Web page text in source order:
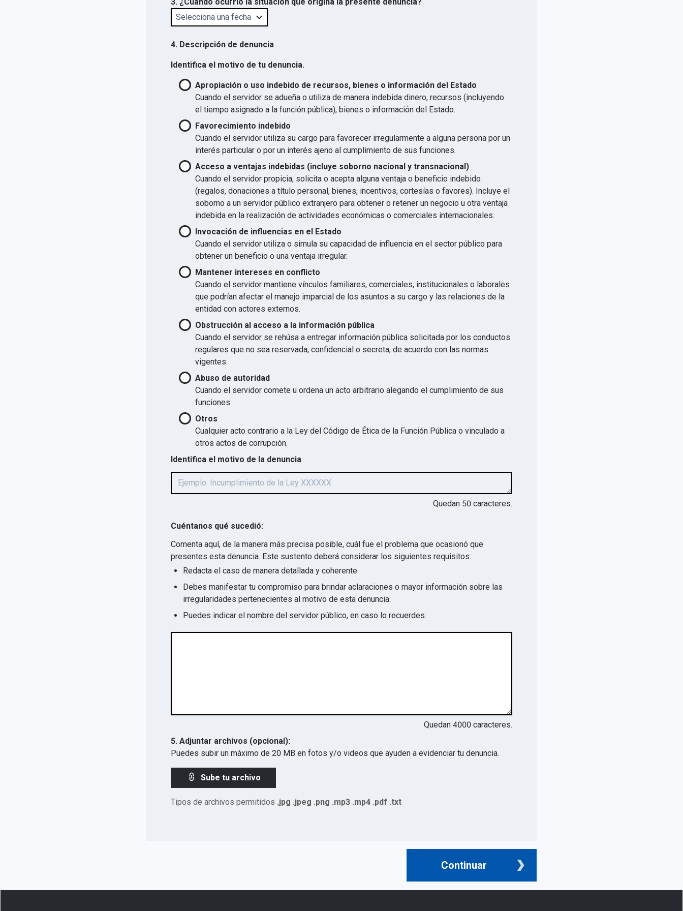
4. Descripción de denuncia
Identifica el motivo de tu denuncia.
Apropiación o uso indebido de recursos, bienes o información del Estado
Cuando el servidor se adueña o utiliza de manera indebida dinero, recursos (incluyendo
el tiempo asignado a la función pública), bienes o información del Estado.
Favorecimiento indebido
Cuando el servidor utiliza su cargo para favorecer irregularmente a alguna persona por un
interés particular o por un interés ajeno al cumplimiento de sus funciones.
Acceso a ventajas indebidas (incluye soborno nacional y transnacional)
Cuando el servidor propicia, solicita o acepta alguna ventaja o beneficio indebido
(regalos, donaciones a título personal, bienes, incentivos, cortesías o favores). Incluye el
soborno a un servidor público extranjero para obtener o retener un negocio u otra ventaja
indebida en la realización de actividades económicas o comerciales internacionales.
Invocación de influencias en el Estado
Cuando el servidor utiliza o simula su capacidad de influencia en el sector público para
obtener un beneficio o una ventaja irregular.
Mantener intereses en conflicto
Cuando el servidor mantiene vínculos familiares, comerciales, institucionales o laborales
que podrían afectar el manejo imparcial de los asuntos a su cargo y las relaciones de la
entidad con actores externos.
Obstrucción al acceso a la información pública
Cuando el servidor se rehúsa a entregar información pública solicitada por los conductos
regulares que no sea reservada, confidencial o secreta, de acuerdo con las normas
vigentes.
Abuso de autoridad
Cuando el servidor comete u ordena un acto arbitrario alegando el cumplimiento de sus
funciones.
Otros
Cualquier acto contrario a la Ley del Código de Ética de la Función Pública o vinculado a
otros actos de corrupción.
Identifica el motivo de la denuncia
Quedan 50 caracteres.
Cuéntanos qué sucedió:
Comenta aquí, de la manera más precisa posible, cuál fue el problema que ocasionó que
presentes esta denuncia. Este sustento deberá considerar los siguientes requisitos:
Redacta el caso de manera detallada y coherente.
Debes manifestar tu compromiso para brindar aclaraciones o mayor información sobre las
irregularidades pertenecientes al motivo de esta denuncia.
Puedes indicar el nombre del servidor público, en caso lo recuerdes.
Quedan 4000 caracteres.
5. Adjuntar archivos (opcional):
Puedes subir un máximo de 20 MB en fotos y/o videos que ayuden a evidenciar tu denuncia.
Sube tu archivo
Tipos de archivos permitidos .jpg .jpeg .png .mp3 .mp4 .pdf .txt
Continuar